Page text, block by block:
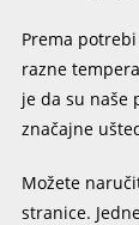
Prema
razne
je da su naše
značajne
Možete
stranice.